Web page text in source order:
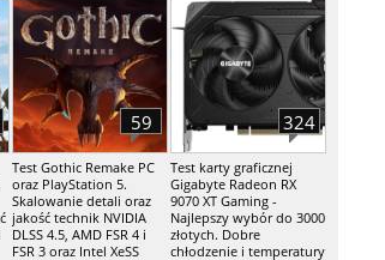
Test Gothic Remake PC
oraz PlayStation 5.
Skalowanie detali oraz
jakość technik NVIDIA
DLSS 4.5, AMD FSR 4 i
FSR 3 oraz Intel XeSS
59
Test karty graficznej
Gigabyte Radeon RX
9070 XT Gaming -
Najlepszy wybór do 3000
złotych. Dobre
chłodzenie i temperatury
324